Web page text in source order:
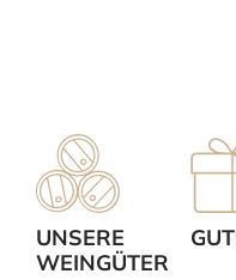
UNSERE
WEINGÜTER